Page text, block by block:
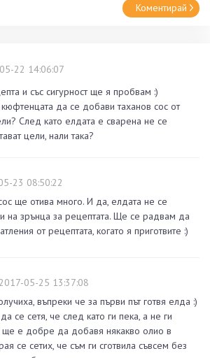
Коментирай
22 14:06:07
и със сигурност ще я пробвам :)
да се добави таханов сос от
След като елдата е сварена не се
цели, нали така?
23 08:50:22
ще отива много. И да, елдата не се
на зрънца за рецептата. Ще се радвам да
от рецептата, когато я приготвите :)
2017-05-25 13:37:08
въпреки че за първи път готвя елда :)
се сетя, че след като ги пека, а не ги
е добре да добавя някакво олио в
се сетих, че съм ги сготвила съвсем без